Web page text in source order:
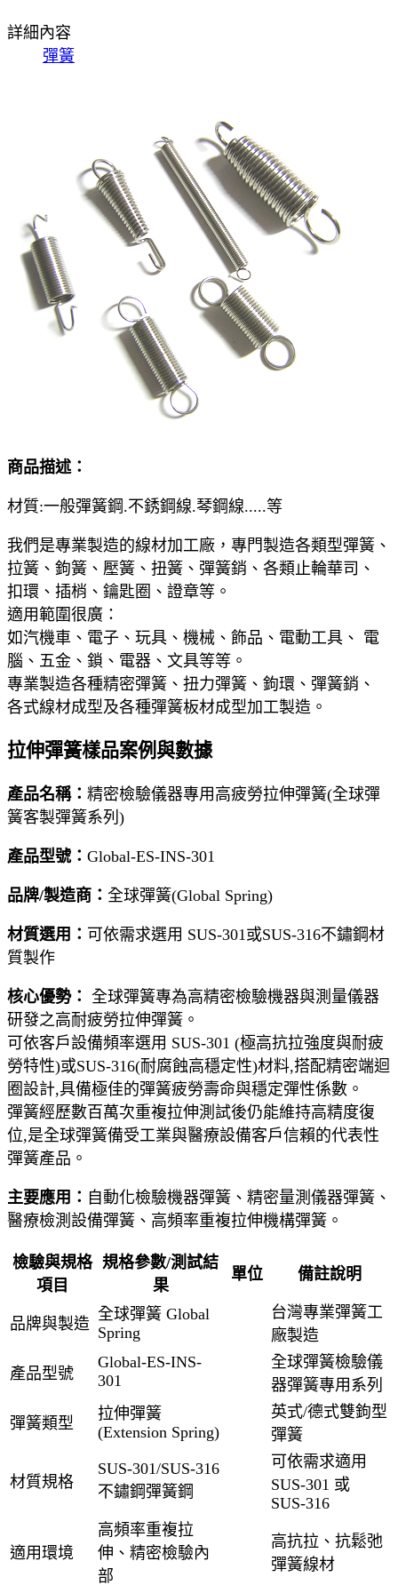
詳細內容
彈簧
商品描述：
材質:一般彈簧鋼.不銹鋼線.琴鋼線.....等
我們是專業製造的線材加工廠，專門製造各類型彈簧、
拉簧、鉤簧、壓簧、扭簧、彈簧銷、各類止輪華司、
扣環、插梢、鑰匙圈、證章等。
適用範圍很廣：
如汽機車、電子、玩具、機械、飾品、電動工具、 電
腦、五金、鎖、電器、文具等等。
專業製造各種精密彈簧、扭力彈簧、鉤環、彈簧銷、
各式線材成型及各種彈簧板材成型加工製造。
拉伸彈簧樣品案例與數據
產品名稱： 精密檢驗儀器專用高疲勞拉伸彈簧(全球彈
簧客製彈簧系列)
產品型號： Global-ES-INS-301
品牌/製造商： 全球彈簧(Global Spring)
材質選用： 可依需求選用 SUS-301或SUS-316不鏽鋼材
質製作
核心優勢： 全球彈簧專為高精密檢驗機器與測量儀器
研發之高耐疲勞拉伸彈簧。
可依客戶設備頻率選用 SUS-301 (極高抗拉強度與耐疲
勞特性)或SUS-316(耐腐蝕高穩定性)材料,搭配精密端迴
圈設計,具備極佳的彈簧疲勞壽命與穩定彈性係數。
彈簧經歷數百萬次重複拉伸測試後仍能維持高精度復
位,是全球彈簧備受工業與醫療設備客戶信賴的代表性
彈簧產品。
主要應用： 自動化檢驗機器彈簧、精密量測儀器彈簧、
醫療檢測設備彈簧、高頻率重複拉伸機構彈簧。
檢驗與規格
項目
規格參數/測試結
果
單位 備註說明
品牌與製造
全球彈簧 Global
Spring
台灣專業彈簧工
廠製造
產品型號
Global-ES-INS-
301
全球彈簧檢驗儀
器彈簧專用系列
彈簧類型
拉伸彈簧
(Extension Spring)
英式/德式雙鉤型
彈簧
材質規格
SUS-301/SUS-316
不鏽鋼彈簧鋼
可依需求適用
SUS-301 或
SUS-316
適用環境
高頻率重複拉
伸、精密檢驗內
部
高抗拉、抗鬆弛
彈簧線材